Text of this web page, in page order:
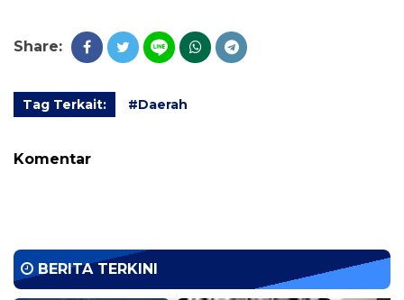
Share:
Tag Terkait: #Daerah
Komentar
BERITA TERKINI